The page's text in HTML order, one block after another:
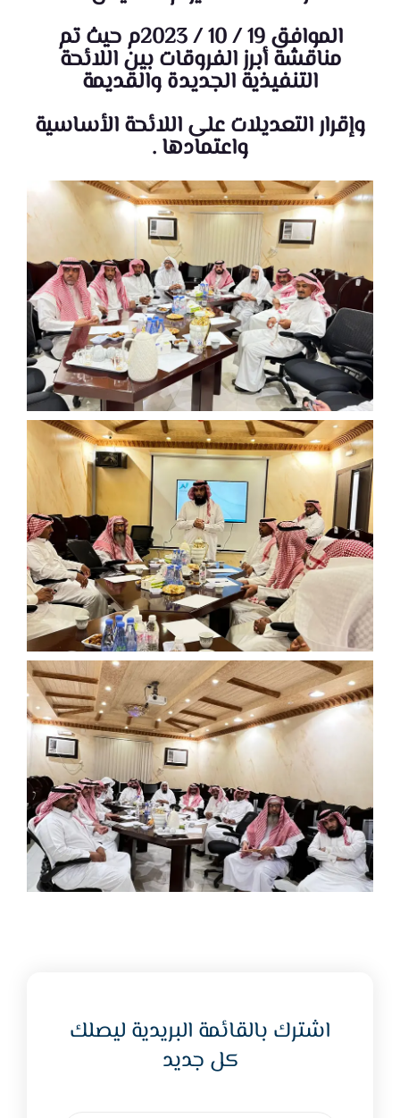
الموافق 19 / 10 / 2023م ‬‫حيث تم
مناقشة أبرز الفروقات بين اللائحة
التنفيذية الجديدة والقديمة
وإقرار التعديلات على اللائحة الأساسية
واعتمادها .
اشترك بالقائمة البريدية ليصلك
كل جديد